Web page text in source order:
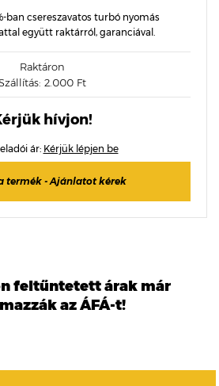
ban csereszavatos turbó nyomás
együtt raktárról, garanciával.
Raktáron
2.000 Ft
hívjon!
ár: Kérjük lépjen be
termék - Ajánlatot kérek
feltűntetett árak már
az ÁFÁ-t!